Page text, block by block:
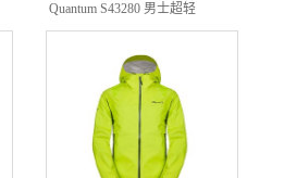
Quantum S43280 男士超轻
皮肤衣